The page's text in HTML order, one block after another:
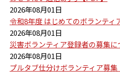
2026年08月01日
令和8年度 はじめてのボランティ
2026年08月01日
災害ボランティア登録者の募集に
2026年08月01日
プルタブ仕分けボランティア募集